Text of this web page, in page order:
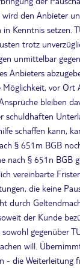
den Anbieter
in Kenntnis setzen.
trotz
unmittelbar
Anbieters
vor Ort
bleiben
schuldhaften
schaffen kann,
§ 651m BGB
nach § 651n BGB
vereinbarte
die keine
durch
der Kunde
gegenüber
will.
- die Weiterleitung